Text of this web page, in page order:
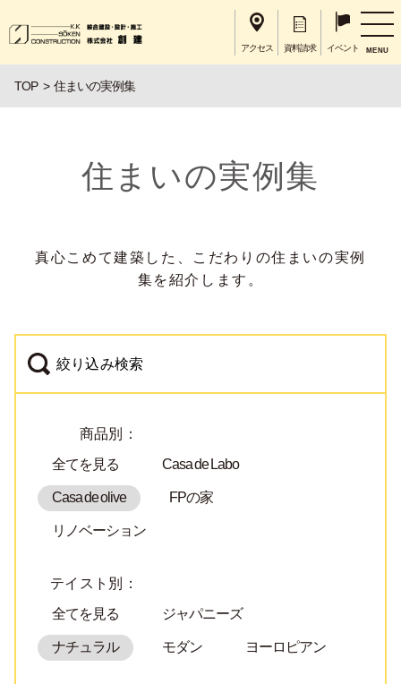
アクセス 資料請求 イベント MENU
TOP 住まいの実例集
住まいの実例集
真心こめて建築した、こだわりの住まいの実例
集を紹介します。
絞り込み検索
商品別：
全てを見る
Casa de Labo
Casa de olive FPの家
リノベーション
テイスト別：
全てを見る
ジャパニーズ
ナチュラル モダン ヨーロピアン